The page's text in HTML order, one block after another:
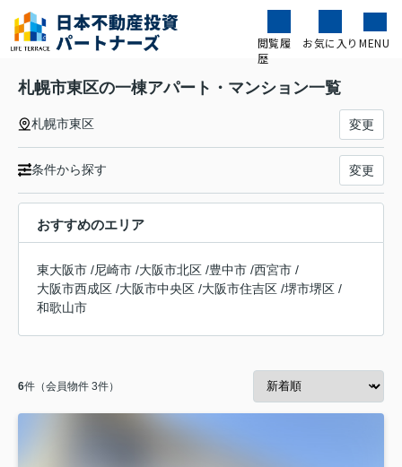
閲覧履
歴
お気に入り MENU
札幌市東区の一棟アパート・マンション一覧
札幌市東区 変更
条件から探す 変更
おすすめのエリア
東大阪市 /尼崎市 /大阪市北区 /豊中市 /西宮市 /
大阪市西成区 /大阪市中央区 /大阪市住吉区 /堺市堺区 /
和歌山市
6件（会員物件 3件）